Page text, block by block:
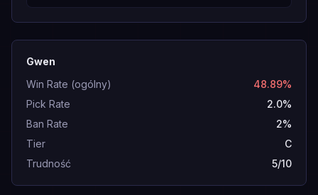
Gwen
Win Rate (ogólny)
48.89%
Pick Rate
2.0%
Ban Rate
2%
Tier
C
Trudność
5/10